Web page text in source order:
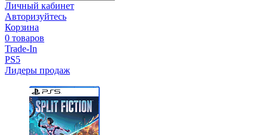
Личный кабинет
Авторизуйтесь
Корзина
0 товаров
Trade-In
PS5
Лидеры продаж